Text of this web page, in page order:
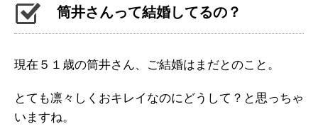
筒井さんって結婚してるの？
現在５１歳の筒井さん、ご結婚はまだとのこと。
とても凛々しくおキレイなのにどうして？と思っちゃ
いますね。